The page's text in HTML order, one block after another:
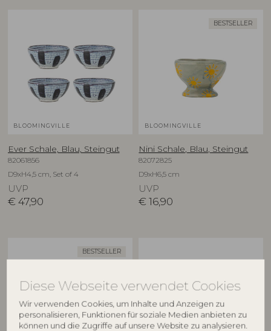
Diese Webseite verwendet Cookies
Wir verwenden Cookies, um Inhalte und Anzeigen zu
personalisieren, Funktionen für soziale Medien anbieten zu
können und die Zugriffe auf unsere Website zu analysieren.
BLOOMINGVILLE
Ever Schale, Blau, Steingut
82061856
D9xH4,5 cm, Set of 4
UVP
€ 47,90
BESTSELLER
BLOOMINGVILLE
Nini Schale, Blau, Steingut
82072825
D9xH6,5 cm
UVP
€ 16,90
BESTSELLER